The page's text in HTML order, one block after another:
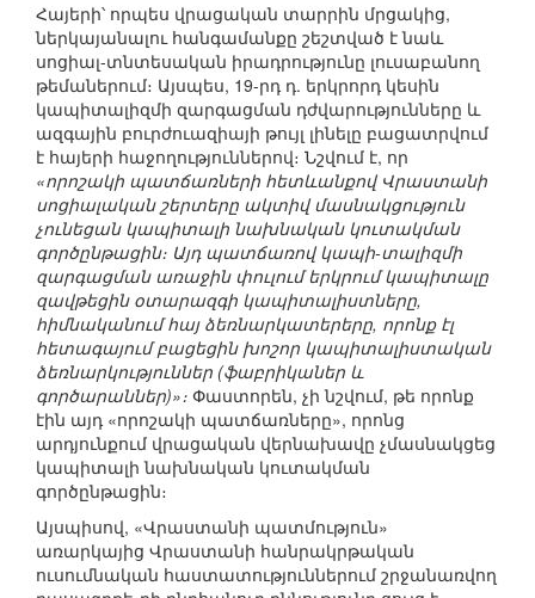
Հայերի՝ որպես վրացական տարրին մրցակից,
ներկայանալու հանգամանքը շեշտված է նաև
սոցիալ-տնտեսական իրադրությունը լուսաբանող
թեմաներում։ Այսպես, 19-րդ դ. երկրորդ կեսին
կապիտալիզմի զարգացման դժվարությունները և
ազգային բուրժուազիայի թույլ լինելը բացատրվում
է հայերի հաջողություններով։ Նշվում է, որ
«որոշակի պատճառների հետևանքով Վրաստանի
սոցիալական շերտերը ակտիվ մասնակցություն
չունեցան կապիտալի նախնական կուտակման
գործընթացին։ Այդ պատճառով կապի-տալիզմի
զարգացման առաջին փուլում երկրում կապիտալը
զավթեցին օտարազգի կապիտալիստները,
հիմնականում հայ ձեռնարկատերերը, որոնք էլ
հետագայում բացեցին խոշոր կապիտալիստական
ձեռնարկություններ (ֆաբրիկաներ և
գործարաններ)»։ Փաստորեն, չի նշվում, թե որոնք
էին այդ «որոշակի պատճառները», որոնց
արդյունքում վրացական վերնախավը չմասնակցեց
կապիտալի նախնական կուտակման
գործընթացին։
Այսպիսով, «Վրաստանի պատմություն»
առարկայից Վրաստանի հանրակրթական
ուսումնական հաստատություններում շրջանառվող